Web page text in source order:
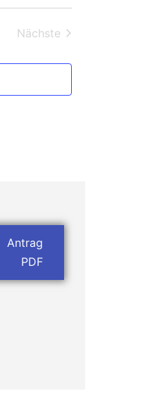
Nächste Veranstaltungen
Antrag
PDF